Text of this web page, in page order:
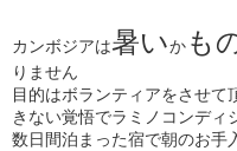
カンボジアは暑いか も
りません
目的はボランティアをさせ
きない覚悟でラミノコンディ
数日間泊まった宿で朝のお手